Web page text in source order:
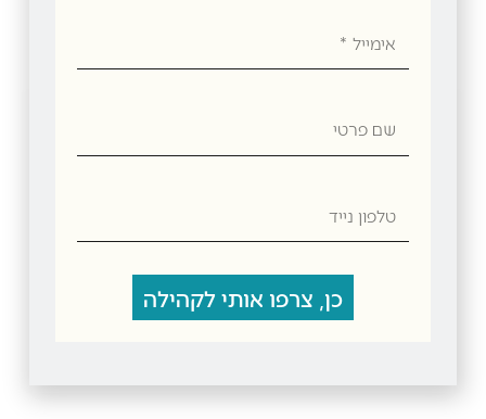
פרטי
נייד
כן, צרפו אותי לקהילה